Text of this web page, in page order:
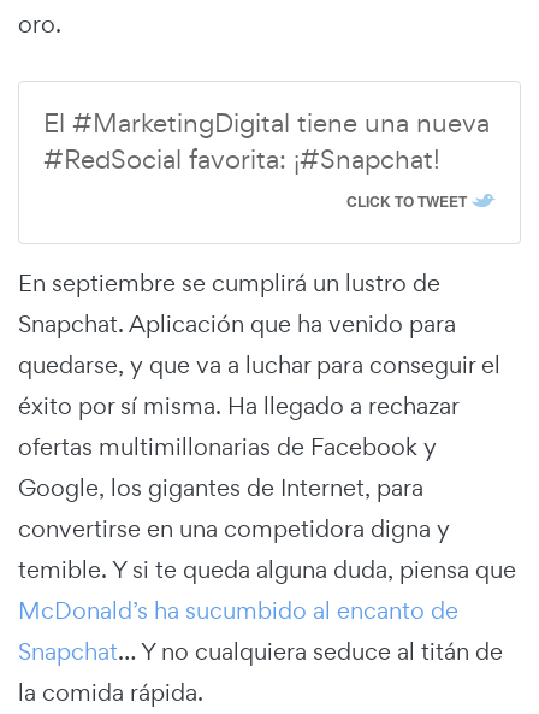
oro.
El #MarketingDigital tiene una nueva
#RedSocial favorita: ¡#Snapchat!
CLICK TO TWEET
En septiembre se cumplirá un lustro de
Snapchat. Aplicación que ha venido para
quedarse, y que va a luchar para conseguir el
éxito por sí misma. Ha llegado a rechazar
ofertas multimillonarias de Facebook y
Google, los gigantes de Internet, para
convertirse en una competidora digna y
temible. Y si te queda alguna duda, piensa que
McDonald’s ha sucumbido al encanto de
Snapchat… Y no cualquiera seduce al titán de
la comida rápida.